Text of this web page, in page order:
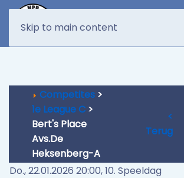
Skip to main content
Competites >
1e League C >
Bert's Place
Avs.De
Heksenberg-A
<
Terug
Do., 22.01.2026 20:00, 10. Speeldag